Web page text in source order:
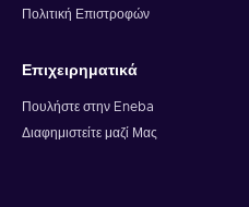
Πολιτική Επιστροφών
Επιχειρηματικά
Πουλήστε στην Eneba
Διαφημιστείτε μαζί Μας